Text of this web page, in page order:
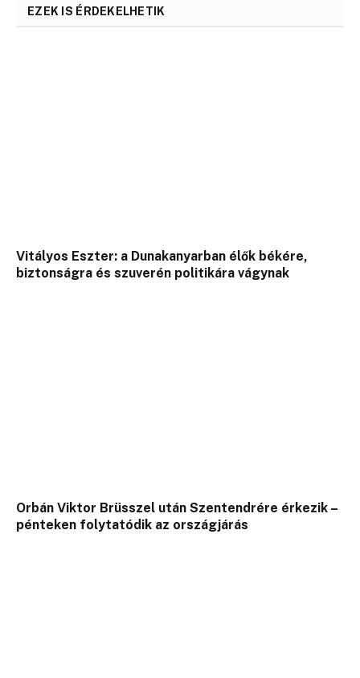
EZEK IS ÉRDEKELHETIK
Vitályos Eszter: a Dunakanyarban élők békére,
biztonságra és szuverén politikára vágynak
Orbán Viktor Brüsszel után Szentendrére érkezik –
pénteken folytatódik az országjárás